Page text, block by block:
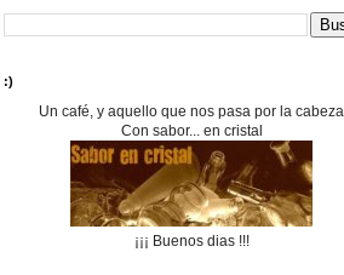
:)
Un café, y aquello que nos pasa por la cabeza
Con sabor... en cristal
¡¡¡ Buenos dias !!!